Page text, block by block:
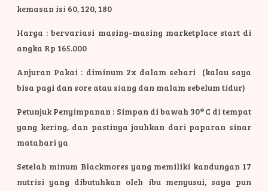
kemasan isi 60, 120, 180
Harga : bervariasi masing-masing marketplace start di
angka Rp 165.000
Anjuran Pakai : diminum 2x dalam sehari (kalau saya
bisa pagi dan sore atau siang dan malam sebelum tidur)
Petunjuk Penyimpanan : Simpan di bawah 30°C di tempat
yang kering, dan pastinya jauhkan dari paparan sinar
matahari ya
Setelah minum Blackmores yang memiliki kandungan 17
nutrisi yang dibutuhkan oleh ibu menyusui, saya pun